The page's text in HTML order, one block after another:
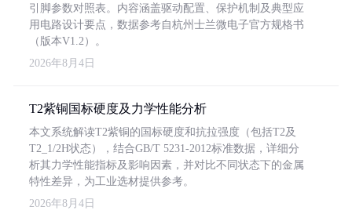
引脚参数对照表。内容涵盖驱动配置、保护机制及典型应
用电路设计要点，数据参考自杭州士兰微电子官方规格书
（版本V1.2）。
2026年8月4日
T2紫铜国标硬度及力学性能分析
本文系统解读T2紫铜的国标硬度和抗拉强度（包括T2及
T2_1/2H状态），结合GB/T 5231-2012标准数据，详细分
析其力学性能指标及影响因素，并对比不同状态下的金属
特性差异，为工业选材提供参考。
2026年8月4日